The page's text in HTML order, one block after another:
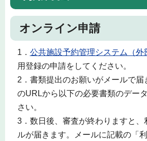
オンライン申請
1． 公共施設予約管理システム（外
用登録の申請をしてください。
2．書類提出のお願いがメールで届
のURLから以下の必要書類のデー
さい。
3．数日後、審査が終わりますと、
ルが届きます。メールに記載の「